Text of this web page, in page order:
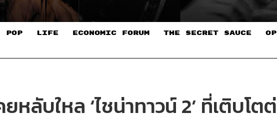
POP LIFE ECONOMIC FORUM THE SECRET SAUCE​
ยหลับใหล ‘ไชน่าทาวน์ 2’ ที่เติบโต